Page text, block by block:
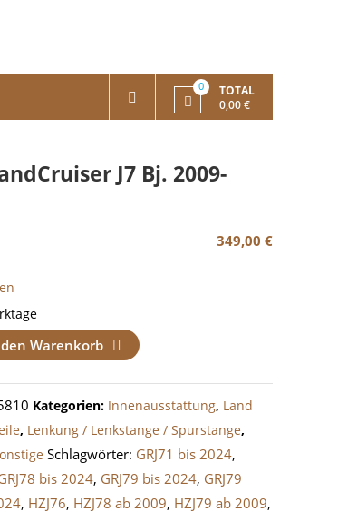
0
TOTAL
0,00 €
J7 Bj. 2009-
349,00 €
Warenkorb
Kategorien: Innenausstattung, Land
, Lenkung / Lenkstange / Spurstange,
Schlagwörter: GRJ71 bis 2024,
bis 2024, GRJ79 bis 2024, GRJ79
, HZJ76, HZJ78 ab 2009, HZJ79 ab 2009,